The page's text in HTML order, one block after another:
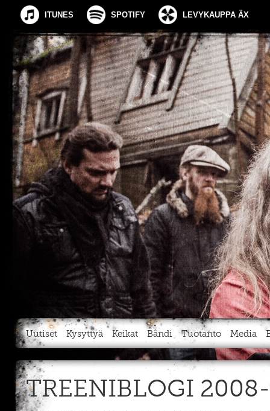
ITUNES SPOTIFY LEVYKAUPPA ÄX
Uutiset Kysyttyä Keikat Bändi Tuotanto Media
TREENIBLOGI